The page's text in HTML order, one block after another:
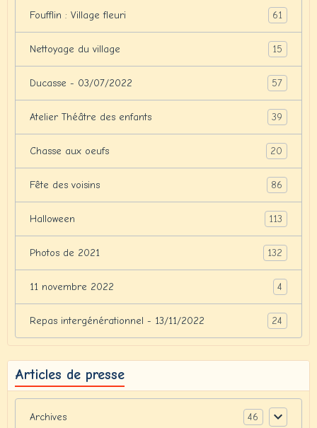
Foufflin : Village fleuri 61
Nettoyage du village 15
Ducasse - 03/07/2022 57
Atelier Théâtre des enfants 39
Chasse aux oeufs 20
Fête des voisins 86
Halloween 113
Photos de 2021 132
11 novembre 2022 4
Repas intergénérationnel - 13/11/2022 24
Articles de presse
Archives 46